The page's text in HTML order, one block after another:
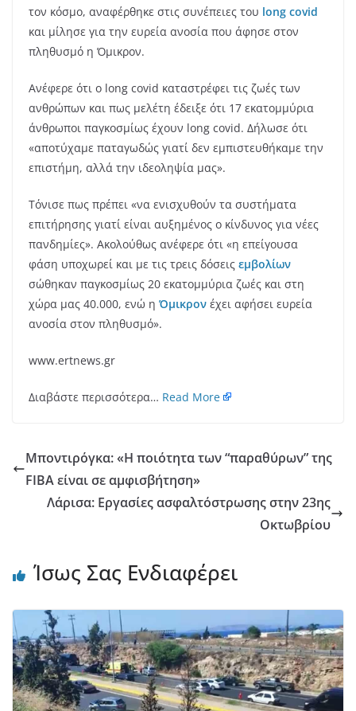
τον κόσμο, αναφέρθηκε στις συνέπειες του long covid
και μίλησε για την ευρεία ανοσία που άφησε στον
πληθυσμό η Όμικρον.
Ανέφερε ότι ο long covid καταστρέφει τις ζωές των
ανθρώπων και πως μελέτη έδειξε ότι 17 εκατομμύρια
άνθρωποι παγκοσμίως έχουν long covid. Δήλωσε ότι
«αποτύχαμε παταγωδώς γιατί δεν εμπιστευθήκαμε την
επιστήμη, αλλά την ιδεοληψία μας».
Τόνισε πως πρέπει «να ενισχυθούν τα συστήματα
επιτήρησης γιατί είναι αυξημένος ο κίνδυνος για νέες
πανδημίες». Ακολούθως ανέφερε ότι «η επείγουσα
φάση υποχωρεί και με τις τρεις δόσεις εμβολίων
σώθηκαν παγκοσμίως 20 εκατομμύρια ζωές και στη
χώρα μας 40.000, ενώ η Όμικρον έχει αφήσει ευρεία
ανοσία στον πληθυσμό».
www.ertnews.gr
Διαβάστε περισσότερα… Read More
Μποντιρόγκα: «Η ποιότητα των “παραθύρων” της
FIBA είναι σε αμφισβήτηση»
Λάρισα: Εργασίες ασφαλτόστρωσης στην 23ης
Οκτωβρίου
Ίσως Σας Ενδιαφέρει